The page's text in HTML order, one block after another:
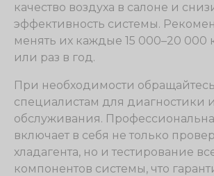
качество воздуха в салоне и
эффективность системы.
менять их каждые 15 000–20 000
или раз в год.
При необходимости
специалистам для диагностики и
обслуживания.
включает в себя не только
хладагента, но и тестирование
компонентов системы, что